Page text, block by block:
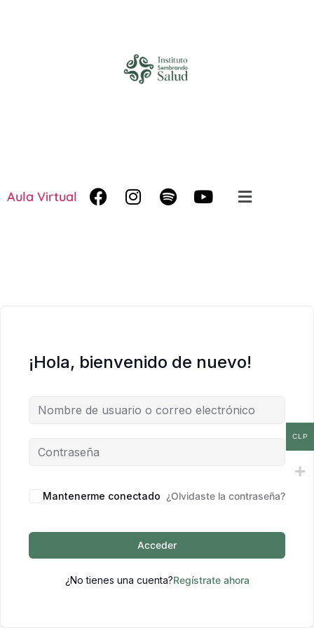
Aula Virtual
¡Hola, bienvenido de nuevo!
Mantenerme conectado ¿Olvidaste la contraseña?
Acceder
¿No tienes una cuenta?Regístrate ahora
CLP